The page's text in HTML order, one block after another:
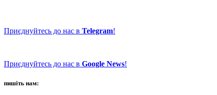
Приєднуйтесь до нас в Telegram!
Приєднуйтесь до нас в Google News!
пишіть нам: